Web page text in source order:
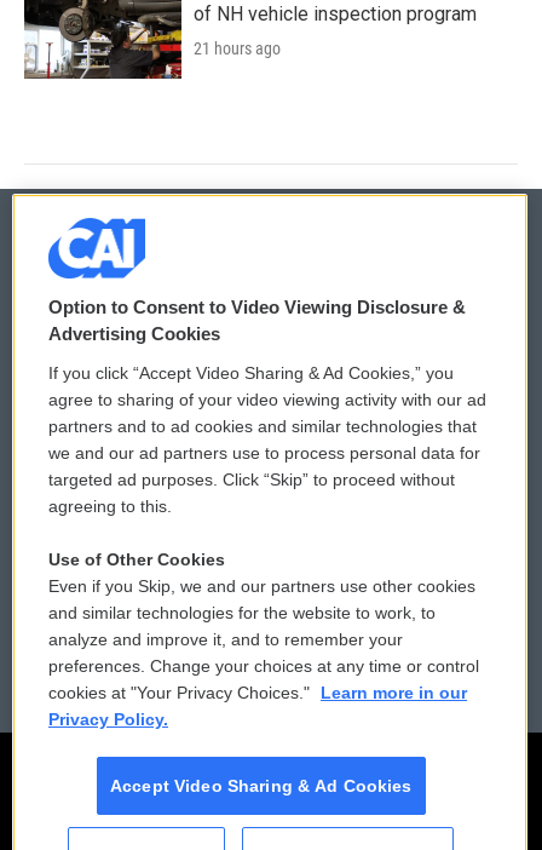
of NH vehicle inspection program
21 hours ago
© 2026
Privacy and Terms
Comments Policy
Donor Privacy Policy
Contact Us
Reports and Filings
Employment
WCAI eNews Sign Up
Submit a PSA
Vehicle Donation
Public File Assistance
FCC Public Files
Option to Consent to Video Viewing Disclosure &
Advertising Cookies
If you click “Accept Video Sharing & Ad Cookies,” you
agree to sharing of your video viewing activity with our ad
partners and to ad cookies and similar technologies that
we and our ad partners use to process personal data for
targeted ad purposes. Click “Skip” to proceed without
agreeing to this.
Use of Other Cookies
Even if you Skip, we and our partners use other cookies
and similar technologies for the website to work, to
analyze and improve it, and to remember your
preferences. Change your choices at any time or control
cookies at "Your Privacy Choices."
Learn more in our
Privacy Policy.
Accept Video Sharing & Ad Cookies